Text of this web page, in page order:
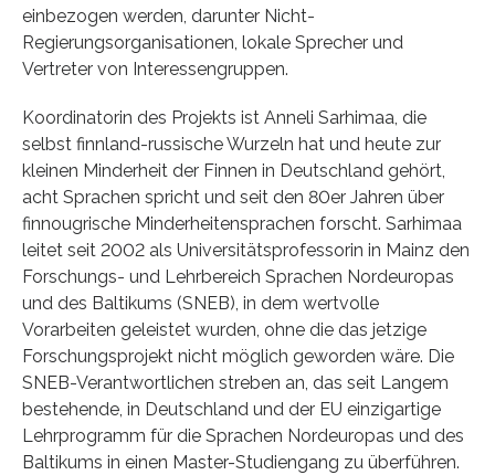
einbezogen werden, darunter Nicht-
Regierungsorganisationen, lokale Sprecher und
Vertreter von Interessengruppen.
Koordinatorin des Projekts ist Anneli Sarhimaa, die
selbst finnland-russische Wurzeln hat und heute zur
kleinen Minderheit der Finnen in Deutschland gehört,
acht Sprachen spricht und seit den 80er Jahren über
finnougrische Minderheitensprachen forscht. Sarhimaa
leitet seit 2002 als Universitätsprofessorin in Mainz den
Forschungs- und Lehrbereich Sprachen Nordeuropas
und des Baltikums (SNEB), in dem wertvolle
Vorarbeiten geleistet wurden, ohne die das jetzige
Forschungsprojekt nicht möglich geworden wäre. Die
SNEB-Verantwortlichen streben an, das seit Langem
bestehende, in Deutschland und der EU einzigartige
Lehrprogramm für die Sprachen Nordeuropas und des
Baltikums in einen Master-Studiengang zu überführen.